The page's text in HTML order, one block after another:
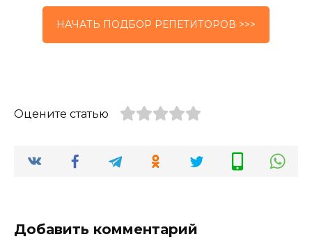
НАЧАТЬ ПОДБОР РЕПЕТИТОРОВ >>>
Оцените статью
Добавить комментарий